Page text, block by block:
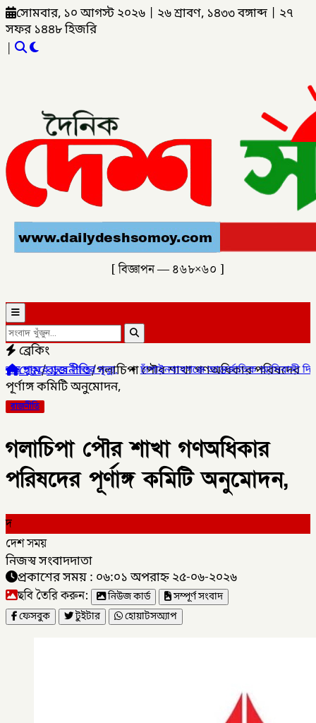
সোমবার, ১০ আগস্ট ২০২৬ ২৬ শ্রাবণ, ১৪৩৩ বঙ্গাব্দ
২৭
সফর ১৪৪৮ হিজরি
|
[ বিজ্ঞাপন — ৪৬৮×৬০ ]
ব্রেকিং
শিশুর মৃত্যু,✦চাঁপাইনবাবগঞ্জে আন্তর্জাতিক আদিবাসী দিবসে
হোম/রাজনীতি/গলাচিপা পৌর শাখা গণঅধিকার পরিষদের
পূর্ণাঙ্গ কমিটি অনুমোদন,
রাজনীতি
গলাচিপা পৌর শাখা গণঅধিকার
পরিষদের পূর্ণাঙ্গ কমিটি অনুমোদন,
দ
দেশ সময়
নিজস্ব সংবাদদাতা
প্রকাশের সময় : ০৬:০১ অপরাহ্ন ২৫-০৬-২০২৬
ছবি তৈরি করুন: নিউজ কার্ড
সম্পূর্ণ সংবাদ
ফেসবুক
টুইটার হোয়াটসঅ্যাপ